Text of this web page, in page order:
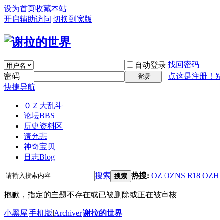
设为首页收藏本站
开启辅助访问 切换到宽版
自动登录 找回密码
密码
登录
点这是注册！
快捷导航
ＯＺ大乱斗
论坛BBS
历史资料区
请允悲
神奇宝贝
日志Blog
搜索 搜索 热搜: OZ OZNS R18 OZH
抱歉，指定的主题不存在或已被删除或正在被审核
小黑屋|手机版|Archiver|谢拉的世界